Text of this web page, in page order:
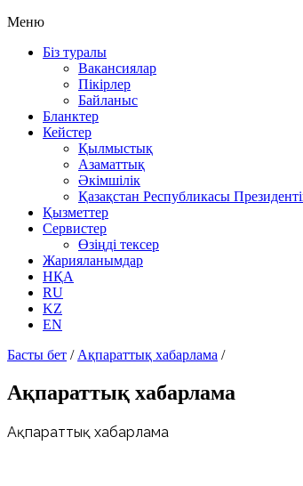
Меню
Біз туралы
Вакансиялар
Пікірлер
Байланыс
Бланктер
Кейстер
Қылмыстық
Азаматтық
Әкімшілік
Қазақстан Республикасы
Қызметтер
Сервистер
Өзіңді тексер
Жарияланымдар
НҚА
RU
KZ
EN
Басты бет / Ақпараттық хабарлама /
Ақпараттық хабарлама